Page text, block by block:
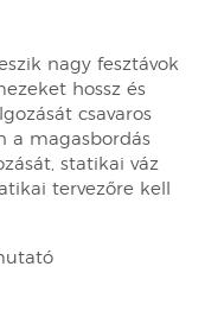
nagy fesztávok
hossz és
csavaros
a magasbordás
statikai váz
tervezőre kell